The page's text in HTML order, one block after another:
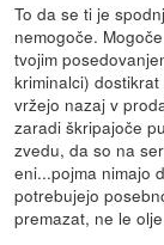
To da se ti je
nemogoče.
tvojim
kriminalci)
vržejo nazaj v
zaradi škripajoče
zvedu, da so na
eni...pojma nimajo
potrebujejo
premazat, ne le